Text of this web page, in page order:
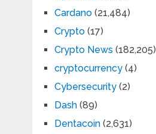
Cardano(21,484)
Crypto(17)
Crypto News (182,205)
cryptocurrency(4)
Cybersecurity(2)
Dash(89)
Dentacoin(2,631)